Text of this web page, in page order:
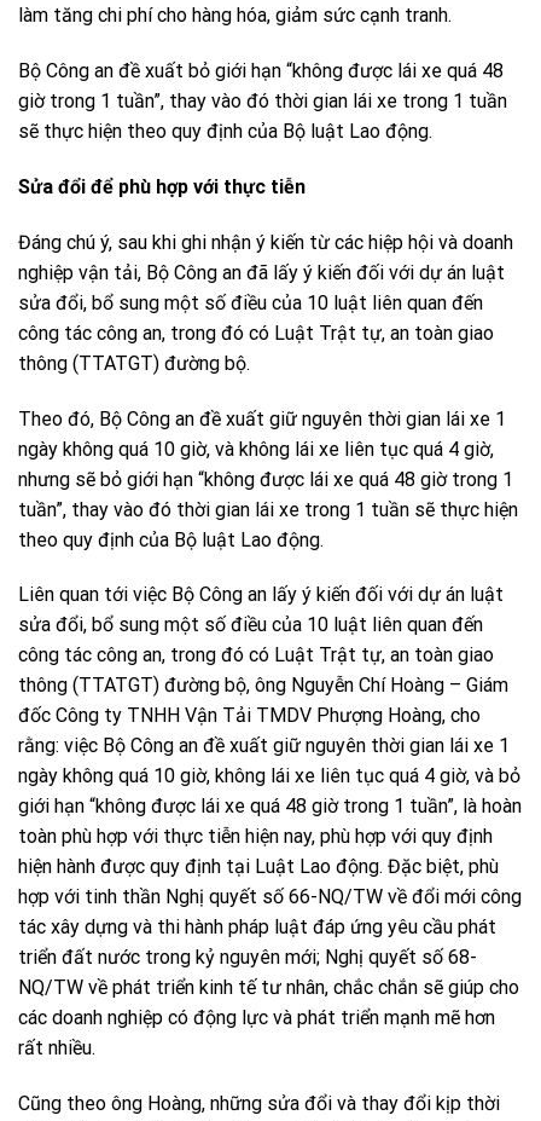
làm tăng chi phí cho hàng hóa, giảm sức cạnh tranh.
Bộ Công an đề xuất bỏ giới hạn “không được lái xe quá 48
giờ trong 1 tuần”, thay vào đó thời gian lái xe trong 1 tuần
sẽ thực hiện theo quy định của Bộ luật Lao động.
Sửa đổi để phù hợp với thực tiễn
Đáng chú ý, sau khi ghi nhận ý kiến từ các hiệp hội và doanh
nghiệp vận tải, Bộ Công an đã lấy ý kiến đối với dự án luật
sửa đổi, bổ sung một số điều của 10 luật liên quan đến
công tác công an, trong đó có Luật Trật tự, an toàn giao
thông (TTATGT) đường bộ.
Theo đó, Bộ Công an đề xuất giữ nguyên thời gian lái xe 1
ngày không quá 10 giờ, và không lái xe liên tục quá 4 giờ,
nhưng sẽ bỏ giới hạn “không được lái xe quá 48 giờ trong 1
tuần”, thay vào đó thời gian lái xe trong 1 tuần sẽ thực hiện
theo quy định của Bộ luật Lao động.
Liên quan tới việc Bộ Công an lấy ý kiến đối với dự án luật
sửa đổi, bổ sung một số điều của 10 luật liên quan đến
công tác công an, trong đó có Luật Trật tự, an toàn giao
thông (TTATGT) đường bộ, ông Nguyễn Chí Hoàng – Giám
đốc Công ty TNHH Vận Tải TMDV Phượng Hoàng, cho
rằng: việc Bộ Công an đề xuất giữ nguyên thời gian lái xe 1
ngày không quá 10 giờ, không lái xe liên tục quá 4 giờ, và bỏ
giới hạn “không được lái xe quá 48 giờ trong 1 tuần”, là hoàn
toàn phù hợp với thực tiễn hiện nay, phù hợp với quy định
hiện hành được quy định tại Luật Lao động. Đặc biệt, phù
hợp với tinh thần Nghị quyết số 66-NQ/TW về đổi mới công
tác xây dựng và thi hành pháp luật đáp ứng yêu cầu phát
triển đất nước trong kỷ nguyên mới; Nghị quyết số 68-
NQ/TW về phát triển kinh tế tư nhân, chắc chắn sẽ giúp cho
các doanh nghiệp có động lực và phát triển mạnh mẽ hơn
rất nhiều.
Cũng theo ông Hoàng, những sửa đổi và thay đổi kịp thời